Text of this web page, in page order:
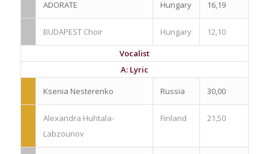
ADORATE Hungary 16,19
BUDAPEST Choir Hungary
12,10
Vocalist
A: Lyric
Ksenia Nesterenko
Russia 30,00
Alexandra Huhtala-
Labzounov
Finland 21,50